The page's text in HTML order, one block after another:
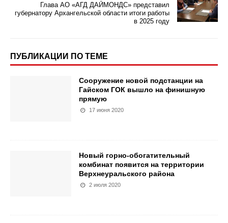
Глава АО «АГД ДАЙМОНДС» представил
губернатору Архангельской области итоги работы
в 2025 году
ПУБЛИКАЦИИ ПО ТЕМЕ
Сооружение новой подстанции на
Гайском ГОК вышло на финишную
прямую
17 июня 2020
Новый горно-обогатительный
комбинат появится на территории
Верхнеуральского района
2 июля 2020